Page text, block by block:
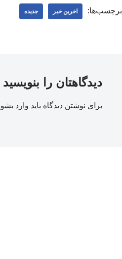
برچسب‌ها: اخرین خبر جدیده
دیدگاهتان را بنویسید
برای نوشتن دیدگاه باید وارد